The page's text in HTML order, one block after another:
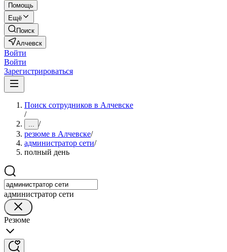
Помощь
Ещё
Поиск
Алчевск
Войти
Войти
Зарегистрироваться
Поиск сотрудников в Алчевске
/
... /
резюме в Алчевске/
администратор сети/
полный день
администратор сети
Резюме